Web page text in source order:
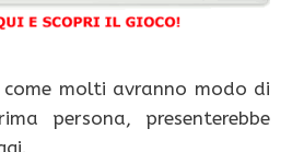
come molti avranno modo di
persona, presenterebbe